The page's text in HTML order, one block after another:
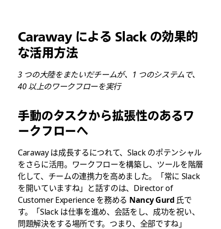
Caraway による Slack の効果的
な活用方法
3 つの大陸をまたいだチームが、1 つのシステムで、
40 以上のワークフローを実行
手動のタスクから拡張性のあるワ
ークフローへ
Caraway は成長するにつれて、Slack のポテンシャル
をさらに活用。ワークフローを構築し、ツールを階層
化して、チームの連携力を高めました。「常に Slack
を開いていますね」と話すのは、Director of
Customer Experience を務める Nancy Gurd 氏で
す。「Slack は仕事を進め、会話をし、成功を祝い、
問題解決をする場所です。つまり、全部ですね」